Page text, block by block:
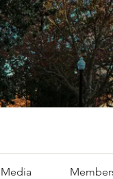
Media